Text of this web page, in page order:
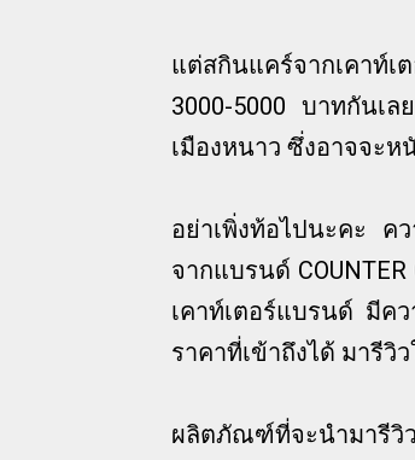
แต่สกินแคร์จากเคาท์
3000-5000 บาทกันเ
เมืองหนาว ซึ่งอาจจะห
อย่าเพิ่งท้อไปนะคะ ค
จากแบรนด์
เคาท์เตอร์แบรนด์ มีค
ราคาที่เข้าถึงได้ มารีวิ
ผลิตภัณฑ์ที่จะนำมารีวิ